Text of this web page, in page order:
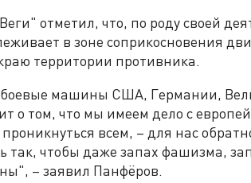
отметил, что, по роду своей
в зоне соприкосновения
территории противника.
боевые машины США, Германии,
о том, что мы имеем дело с
всем, – для нас
так, чтобы даже запах фашизма,
– заявил Панфёров.